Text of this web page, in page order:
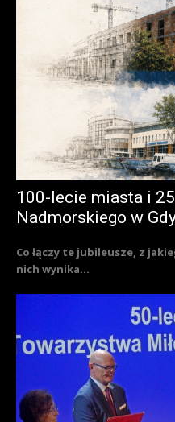
100-lecie miasta i
Nadmorskiego w
Co łączy te jubileusze, z
nich wynika...